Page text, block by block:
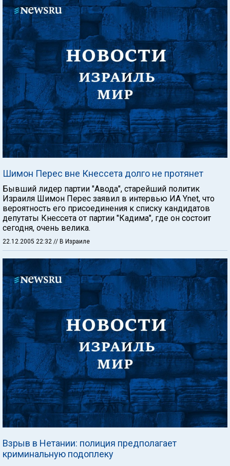
Шимон Перес вне Кнессета долго не протянет
Бывший лидер партии "Авода", старейший политик
Израиля Шимон Перес заявил в интервью ИА Ynet, что
вероятность его присоединения к списку кандидатов
депутаты Кнессета от партии "Кадима", где он состоит
сегодня, очень велика.
22.12.2005 22:32 // В Израиле
Взрыв в Нетании: полиция предполагает
криминальную подоплеку